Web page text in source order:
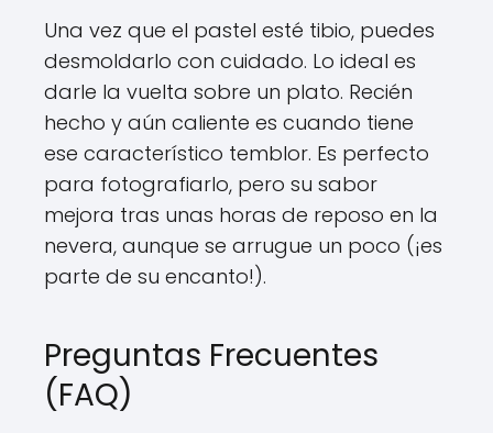
Una vez que el pastel esté tibio, puedes
desmoldarlo con cuidado. Lo ideal es
darle la vuelta sobre un plato. Recién
hecho y aún caliente es cuando tiene
ese característico temblor. Es perfecto
para fotografiarlo, pero su sabor
mejora tras unas horas de reposo en la
nevera, aunque se arrugue un poco (¡es
parte de su encanto!).
Preguntas Frecuentes
(FAQ)